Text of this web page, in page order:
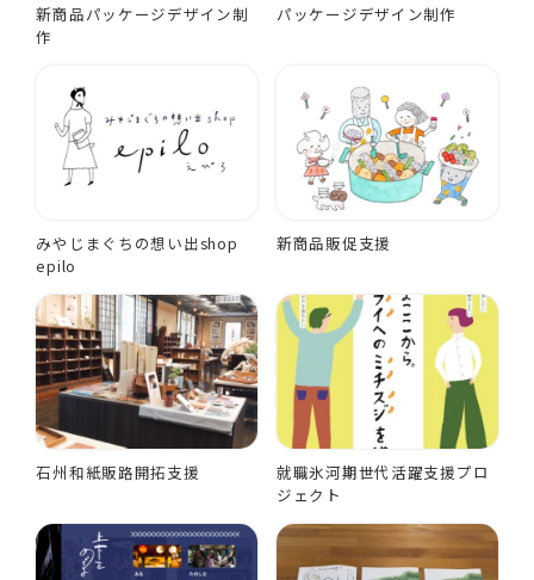
新商品パッケージデザイン制
作
パッケージデザイン制作
みやじまぐちの想い出shop
epilo
新商品販促支援
石州和紙販路開拓支援
就職氷河期世代活躍支援プロ
ジェクト